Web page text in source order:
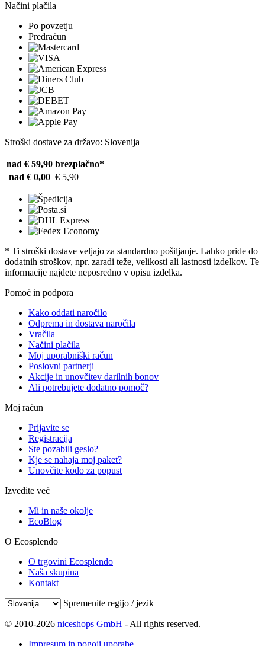
Načini plačila
Po povzetju
Predračun
Stroški dostave za državo: Slovenija
nad € 59,90 brezplačno*
nad € 0,00 € 5,90
* Ti stroški dostave veljajo za standardno pošiljanje. Lahko pride do
dodatnih stroškov, npr. zaradi teže, velikosti ali lastnosti izdelkov. Te
informacije najdete neposredno v opisu izdelka.
Pomoč in podpora
Kako oddati naročilo
Odprema in dostava naročila
Vračila
Načini plačila
Moj uporabniški račun
Poslovni partnerji
Akcije in unovčitev darilnih bonov
Ali potrebujete dodatno pomoč?
Moj račun
Prijavite se
Registracija
Ste pozabili geslo?
Kje se nahaja moj paket?
Unovčite kodo za popust
Izvedite več
Mi in naše okolje
EcoBlog
O Ecosplendo
O trgovini Ecosplendo
Naša skupina
Kontakt
Spremenite regijo / jezik
© 2010-2026 niceshops GmbH - All rights reserved.
Impresum in pogoji uporabe